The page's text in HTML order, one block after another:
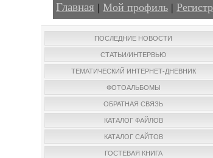
Главная |Мой профиль |
ПОСЛЕДНИЕ НОВОСТИ
СТАТЬИ/ИНТЕРВЬЮ
ТЕМАТИЧЕСКИЙ ИНТЕРНЕТ-ДНЕВНИК
ФОТОАЛЬБОМЫ
ОБРАТНАЯ СВЯЗЬ
КАТАЛОГ ФАЙЛОВ
КАТАЛОГ САЙТОВ
ГОСТЕВАЯ КНИГА